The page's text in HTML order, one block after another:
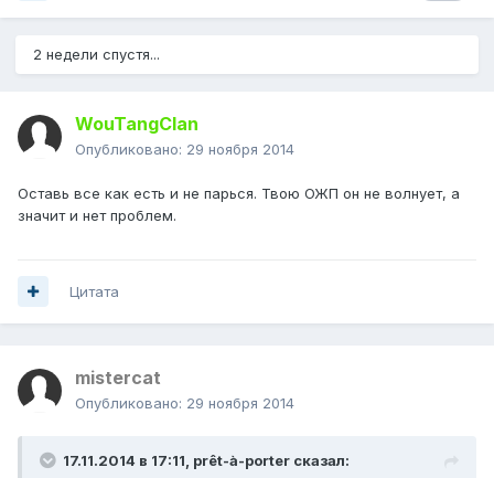
2 недели спустя...
WouTangClan
Опубликовано: 29 ноября 2014
Оставь все как есть и не парься. Твою ОЖП он не волнует, а
значит и нет проблем.
Цитата
mistercat
Опубликовано: 29 ноября 2014
17.11.2014 в 17:11, prêt-à-porter сказал: